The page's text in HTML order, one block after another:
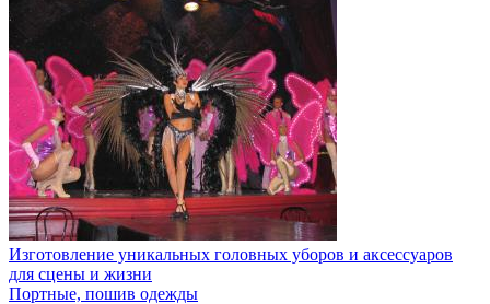
Изготовление уникальных головных уборов и аксессуаров
для сцены и жизни
Портные, пошив одежды